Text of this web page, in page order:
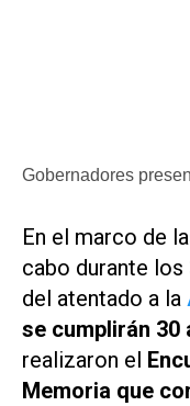
Gobernadores
En el marco de
cabo durante
del atentado a la
se cumplirán 30
realizaron el
Memoria que